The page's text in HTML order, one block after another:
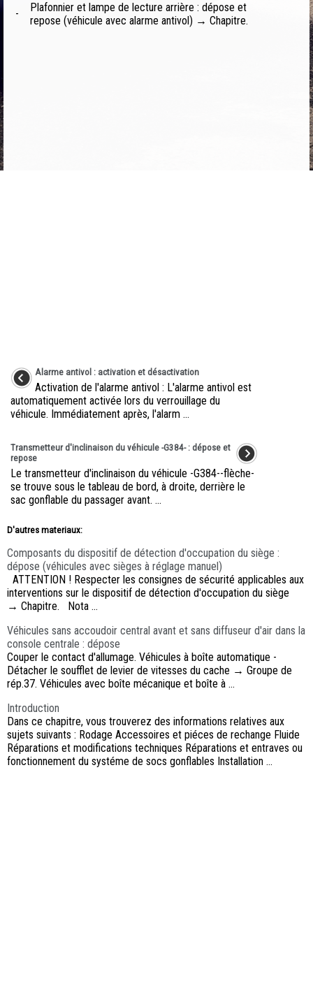
-
Plafonnier et lampe de lecture arrière : dépose et
repose (véhicule avec alarme antivol) → Chapitre.
Alarme antivol : activation et désactivation
Activation de l'alarme antivol : L'alarme antivol est
automatiquement activée lors du verrouillage du
véhicule. Immédiatement après, l'alarm ...
Transmetteur d'inclinaison du véhicule -G384- : dépose et
repose
Le transmetteur d'inclinaison du véhicule -G384--flèche-
se trouve sous le tableau de bord, à droite, derrière le
sac gonflable du passager avant. ...
D'autres materiaux:
Composants du dispositif de détection d'occupation du siège :
dépose (véhicules avec sièges à réglage manuel)
ATTENTION ! Respecter les consignes de sécurité applicables aux
interventions sur le dispositif de détection d'occupation du siège
→ Chapitre. Nota ...
Véhicules sans accoudoir central avant et sans diffuseur d'air dans la
console centrale : dépose
Couper le contact d'allumage. Véhicules à boîte automatique -
Détacher le soufflet de levier de vitesses du cache → Groupe de
rép.37. Véhicules avec boîte mécanique et boîte à ...
Introduction
Dans ce chapitre, vous trouverez des informations relatives aux
sujets suivants : Rodage Accessoires et piéces de rechange Fluide
Réparations et modifications techniques Réparations et entraves ou
fonctionnement du systéme de socs gonflables Installation ...